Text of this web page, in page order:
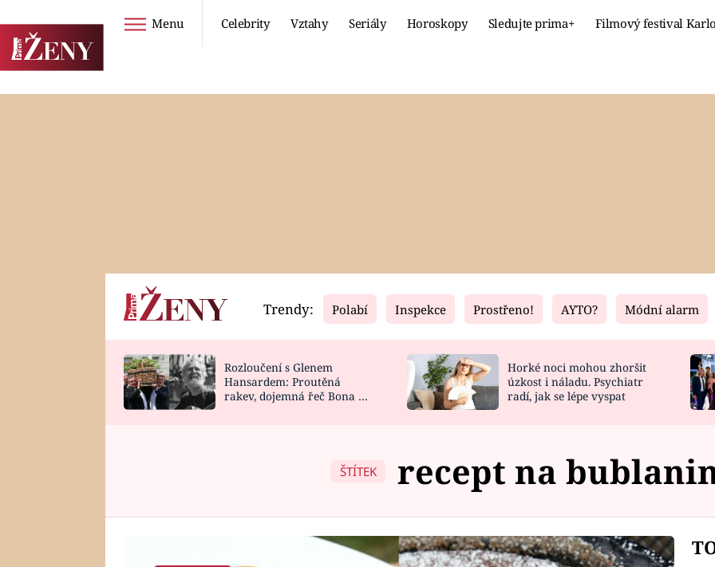
Menu Celebrity Vztahy Seriály Horoskopy Sledujte prima+ Filmový festival
Horoskopy
HOROSKOP NA
Video
CELEBRITY
VAŘENÍ
Fresh
NOVINKY
VIDEORECEPTY
Living
ZAHRADA
DESIGN
Trendy: Polabí Inspekce Prostřeno! AYTO? Módní alarm
Rozloučení s Glenem
Hansardem: Proutěná
rakev, dojemná řeč Bona a
Horké noci mohou zhoršit
úzkost i náladu. Psychiatr
radí, jak se lépe vyspat
ŠTÍTEK recept na